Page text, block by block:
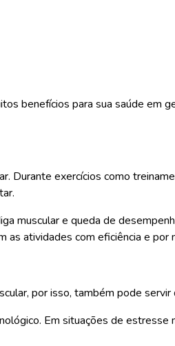
benefícios para sua saúde em
Durante exercícios como
muscular e queda de
as atividades com eficiência e por
por isso, também pode
Em situações de